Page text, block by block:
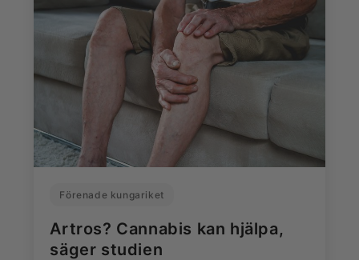
Förenade kungariket
Artros? Cannabis kan hjälpa,
säger studien